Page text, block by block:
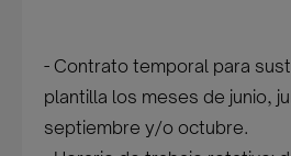
- Contrato temporal para
plantilla los meses de junio,
septiembre y/o octubre.